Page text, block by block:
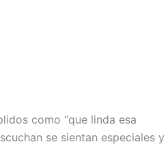
como “que linda esa
se sientan especiales y